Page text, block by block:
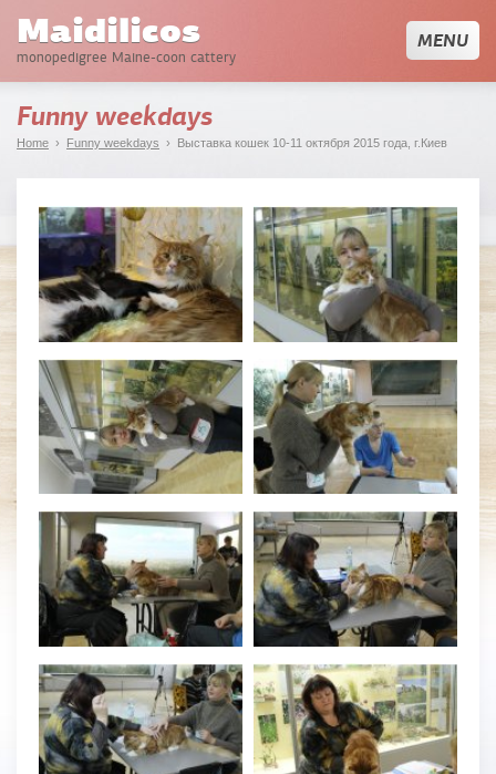
Maidilicos
monopedigree Maine-coon cattery
MENU
Funny weekdays
Home › Funny weekdays › Выставка кошек 10-11 октября 2015 года, г.Киев